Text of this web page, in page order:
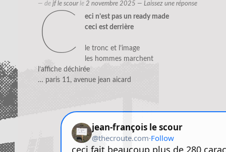
— de jf le scourle 2 novembre 2025 — Laissez une réponse
c
eci n’est pas un ready made
ceci est derrière
le tronc et l’image
les hommes marchent
l’affiche déchirée
… paris 11, avenue jean aicard